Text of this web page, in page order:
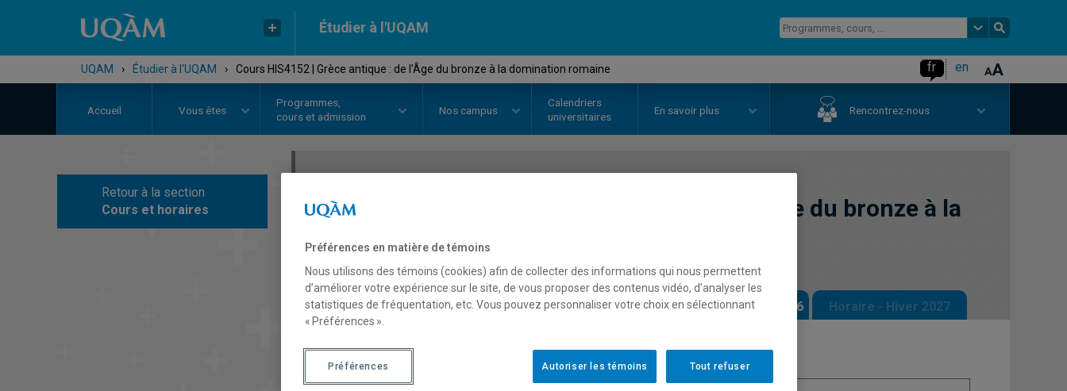
Étudier à l'UQAM
UQAM › Étudier à l'UQAM › Cours HIS4152 | Grèce antique : de l'Âge du bronze à la domination romaine fr en
Accueil Vous êtes
Programmes,
cours et admission
Nos campus
Calendriers
universitaires
En savoir plus Rencontrez-nous
Retour à la section
Cours et horaires
COURS
Grèce antique : de l'Âge du bronze à la
domination romaine
Description Horaire - Été 2026 Horaire - Automne 2026 Horaire - Hiver 2027
Préférences en matière de témoins
Nous utilisons des témoins (cookies) afin de collecter des informations qui nous permettent
d’améliorer votre expérience sur le site, de vous proposer des contenus vidéo, d’analyser les
statistiques de fréquentation, etc. Vous pouvez personnaliser votre choix en sélectionnant
« Préférences ».
Tout refuser
Autoriser les témoins
Préférences